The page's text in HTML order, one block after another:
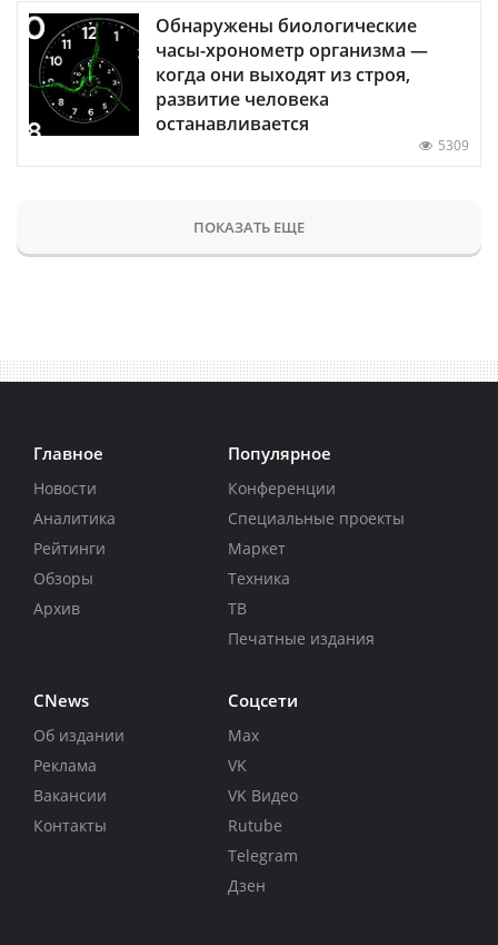
Обнаружены биологические
часы-хронометр организма —
когда они выходят из строя,
развитие человека
останавливается
5309
ПОКАЗАТЬ ЕЩЕ
Главное
Новости
Аналитика
Рейтинги
Обзоры
Архив
Популярное
Конференции
Специальные проекты
Маркет
Техника
ТВ
Печатные издания
CNews
Об издании
Реклама
Вакансии
Контакты
Соцсети
Max
VK
VK Видео
Rutube
Telegram
Дзен